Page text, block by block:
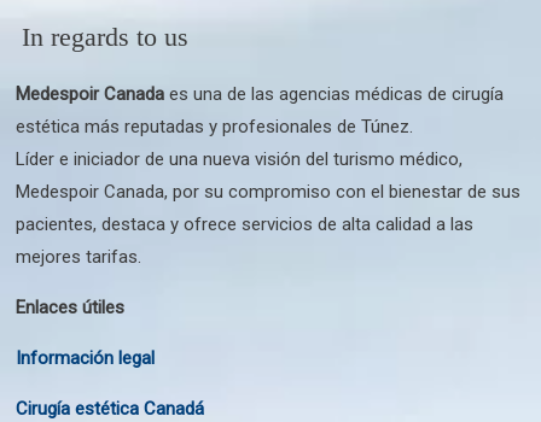
In regards to us
Medespoir Canadaes una de las agencias médicas de cirugía
estética más reputadas y profesionales de Túnez.
Líder e iniciador de una nueva visión del turismo médico,
Medespoir Canada, por su compromiso con el bienestar de sus
pacientes, destaca y ofrece servicios de alta calidad a las
mejores tarifas.
Enlaces útiles
Información legal
Cirugía estética Canadá